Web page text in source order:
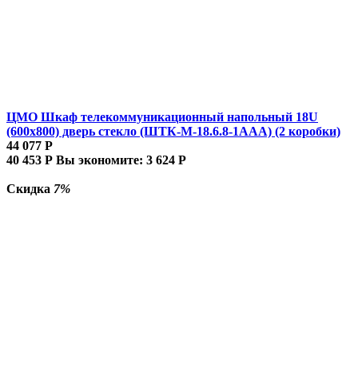
ЦМО Шкаф телекоммуникационный напольный 18U
(600x800) дверь стекло (ШТК-М-18.6.8-1AAA) (2 коробки)
44 077 Р
40 453 Р Вы экономите: 3 624 Р
Скидка 7%